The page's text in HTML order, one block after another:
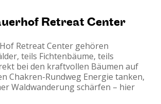
Retreat Center
Retreat Center gehören
teils Fichtenbäume, teils
bei den kraftvollen Bäumen auf
Chakren-Rundweg Energie tanken,
Waldwanderung schärfen – hier
Besuchern zu Füßen. Vom